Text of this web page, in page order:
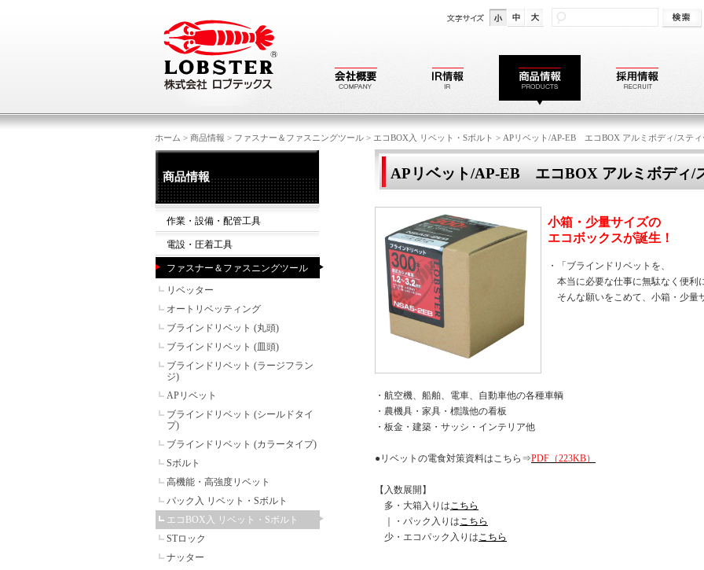
ホーム > 商品情報 > ファスナー＆ファスニングツール > エコBOX入 リベット・Sボルト > APリベット/AP-EB エコBOX アルミボディ/ステ
APリベット/AP-EB エコBOX アルミボディ/
小箱・少量サイズの
エコボックスが誕生！
・「ブラインドリベットを、
本当に必要な仕事に無駄なく便利
そんな願いをこめて、小箱・少量
・航空機、船舶、電車、自動車他の各種車輌
・農機具・家具・標識他の看板
・板金・建築・サッシ・インテリア他
●リベットの電食対策資料はこちら⇒PDF（223KB）
【入数展開】
多・大箱入りはこちら
｜・パック入りはこちら
少・エコパック入りはこちら
商品情報
作業・設備・配管工具
電設・圧着工具
ファスナー＆ファスニングツール
リベッター
オートリベッティング
ブラインドリベット (丸頭)
ブラインドリベット (皿頭)
ブラインドリベット (ラージフラン
ジ)
APリベット
ブラインドリベット (シールドタイ
プ)
ブラインドリベット (カラータイプ)
Sボルト
高機能・高強度リベット
パック入 リベット・Sボルト
エコBOX入 リベット・Sボルト
STロック
ナッター